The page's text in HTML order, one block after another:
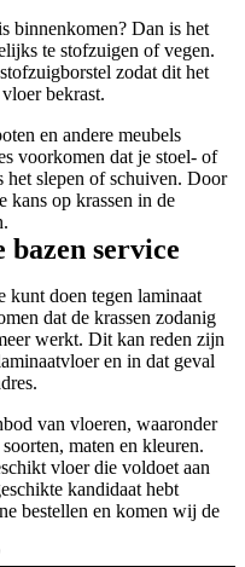
binnenkomen? Dan is het
te stofzuigen of vegen.
zodat dit het
bekrast.
en andere meubels
voorkomen dat je stoel- of
het slepen of schuiven. Door
kans op krassen in de
service
kunt doen tegen laminaat
dat de krassen zodanig
werkt. Dit kan reden zijn
en in dat geval
van vloeren, waaronder
maten en kleuren.
vloer die voldoet aan
kandidaat hebt
bestellen en komen wij de